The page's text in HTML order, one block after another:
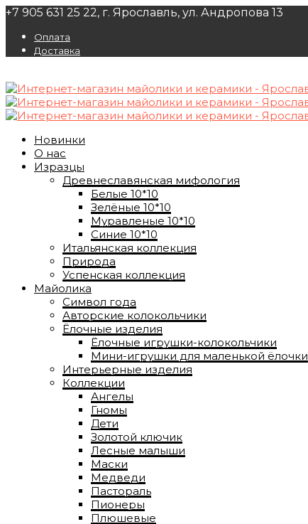
+7 905 631 25 22, г. Ярославль, ул. Андропова 13
Оплата
Доставка
Новинки
О нас
Изразцы
Древнеславянская мифология
Белые 10*10
Зелёные 10*10
Муравленые 10*10
Синие 10*10
Итальянская коллекция
Природа
Успенская коллекция
Майолика
Символ года
Авторские колокольчики
Ёлочные изделия
Ёлочные игрушки-колокольчики
Мини-игрушки для маленькой ёлочки
Интерьерные изделия
Коллекции
Ангелы
Гномы
Дети
Золотой ключик
Лесные малыши
Маски
Медведи
Пастораль
Пионеры
Плюшевые